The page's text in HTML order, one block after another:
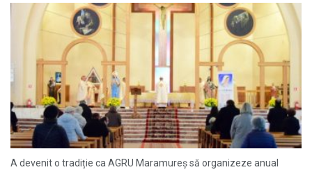
A devenit o tradiție ca AGRU Maramureș să organizeze anual